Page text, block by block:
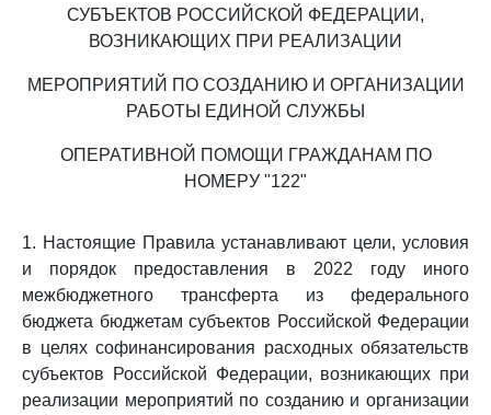
СУБЪЕКТОВ РОССИЙСКОЙ ФЕДЕРАЦИИ,
ВОЗНИКАЮЩИХ ПРИ РЕАЛИЗАЦИИ
МЕРОПРИЯТИЙ ПО СОЗДАНИЮ И ОРГАНИЗАЦИИ
РАБОТЫ ЕДИНОЙ СЛУЖБЫ
ОПЕРАТИВНОЙ ПОМОЩИ ГРАЖДАНАМ ПО
НОМЕРУ "122"
1. Настоящие Правила устанавливают цели, условия
и порядок предоставления в 2022 году иного
межбюджетного трансферта из федерального
бюджета бюджетам субъектов Российской Федерации
в целях софинансирования расходных обязательств
субъектов Российской Федерации, возникающих при
реализации мероприятий по созданию и организации